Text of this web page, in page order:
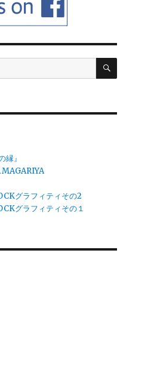
検
』
MAGARIYA
グラフィティその2
グラフィティその１